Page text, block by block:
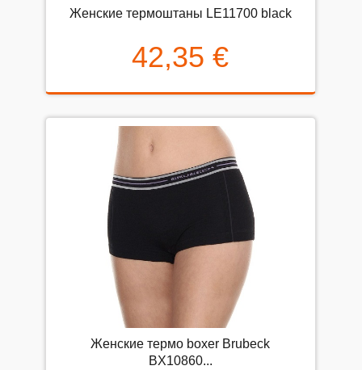
Женские термоштаны LE11700 black
42,35 €
Женские термо boxer Brubeck
BX10860...